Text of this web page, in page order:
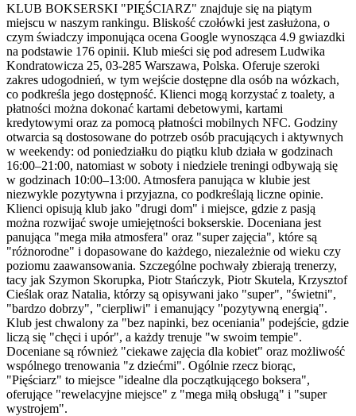
KLUB BOKSERSKI "PIĘŚCIARZ" znajduje się na piątym
miejscu w naszym rankingu. Bliskość czołówki jest zasłużona, o
czym świadczy imponująca ocena Google wynosząca 4.9 gwiazdki
na podstawie 176 opinii. Klub mieści się pod adresem Ludwika
Kondratowicza 25, 03-285 Warszawa, Polska. Oferuje szeroki
zakres udogodnień, w tym wejście dostępne dla osób na wózkach,
co podkreśla jego dostępność. Klienci mogą korzystać z toalety, a
płatności można dokonać kartami debetowymi, kartami
kredytowymi oraz za pomocą płatności mobilnych NFC. Godziny
otwarcia są dostosowane do potrzeb osób pracujących i aktywnych
w weekendy: od poniedziałku do piątku klub działa w godzinach
16:00–21:00, natomiast w soboty i niedziele treningi odbywają się
w godzinach 10:00–13:00. Atmosfera panująca w klubie jest
niezwykle pozytywna i przyjazna, co podkreślają liczne opinie.
Klienci opisują klub jako "drugi dom" i miejsce, gdzie z pasją
można rozwijać swoje umiejętności bokserskie. Doceniana jest
panująca "mega miła atmosfera" oraz "super zajęcia", które są
"różnorodne" i dopasowane do każdego, niezależnie od wieku czy
poziomu zaawansowania. Szczególne pochwały zbierają trenerzy,
tacy jak Szymon Skorupka, Piotr Stańczyk, Piotr Skutela, Krzysztof
Cieślak oraz Natalia, którzy są opisywani jako "super", "świetni",
"bardzo dobrzy", "cierpliwi" i emanujący "pozytywną energią".
Klub jest chwalony za "bez napinki, bez oceniania" podejście, gdzie
liczą się "chęci i upór", a każdy trenuje "w swoim tempie".
Doceniane są również "ciekawe zajęcia dla kobiet" oraz możliwość
wspólnego trenowania "z dziećmi". Ogólnie rzecz biorąc,
"Pięściarz" to miejsce "idealne dla początkującego boksera",
oferujące "rewelacyjne miejsce" z "mega miłą obsługą" i "super
wystrojem".